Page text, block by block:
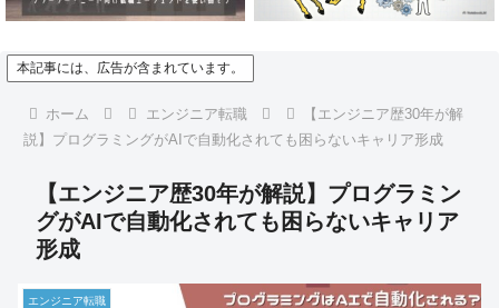
すめ転職エージェン
事情とは？【キー
本記事には、広告が含まれています。
ホーム エンジニア転職
【エンジニア歴30年が解
説】プログラミングがAIで自動化されても困らないキャリア形成
【エンジニア歴30年が解説】プログラミン
グがAIで自動化されても困らないキャリア
形成
エンジニア転職